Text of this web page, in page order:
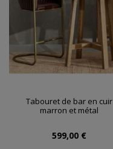
Tabouret de bar en cuir
marron et métal
599,00 €